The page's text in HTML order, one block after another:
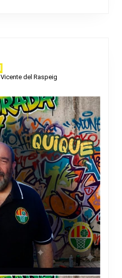
Vicente del Raspeig